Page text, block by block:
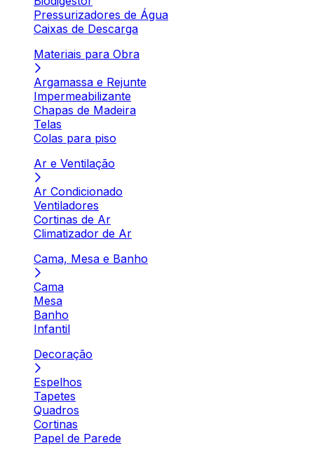
Pressurizadores de Água
Caixas de Descarga
Materiais para Obra
Argamassa e Rejunte
Impermeabilizante
Chapas de Madeira
Telas
Colas para piso
Ar e Ventilação
Ar Condicionado
Ventiladores
Cortinas de Ar
Climatizador de Ar
Cama, Mesa e Banho
Cama
Mesa
Banho
Infantil
Decoração
Espelhos
Tapetes
Quadros
Cortinas
Papel de Parede